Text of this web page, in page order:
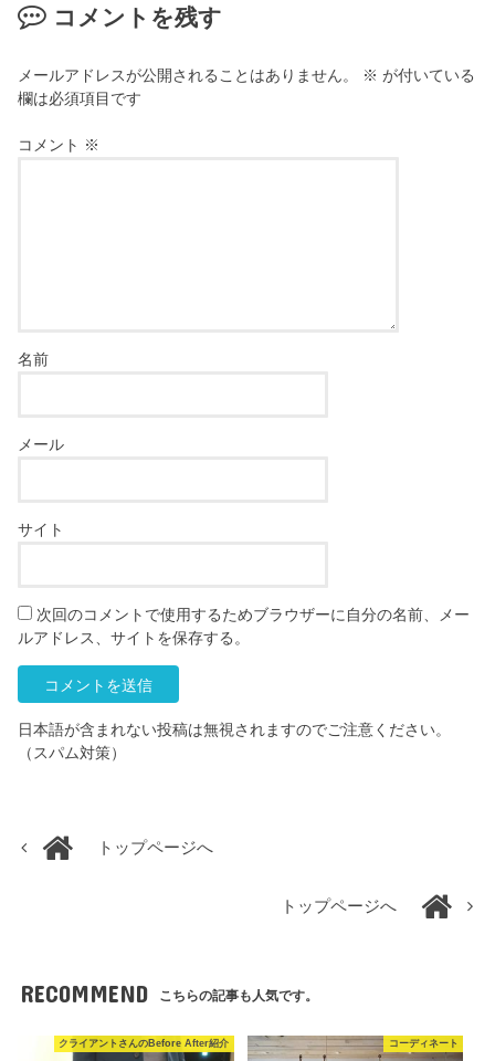
コメントを残す
メールアドレスが公開されることはありません。 ※ が付いている
欄は必須項目です
コメント ※
名前
メール
サイト
次回のコメントで使用するためブラウザーに自分の名前、メー
ルアドレス、サイトを保存する。
日本語が含まれない投稿は無視されますのでご注意ください。
（スパム対策）
トップページへ
トップページへ
RECOMMEND こちらの記事も人気です。
クライアントさんのBefore After紹介 コーディネート